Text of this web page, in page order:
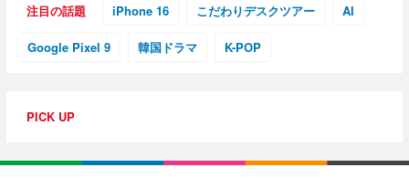
注目の話題 iPhone 16 こだわりデスクツアー AI
Google Pixel 9 韓国ドラマ K-POP
PICK UP